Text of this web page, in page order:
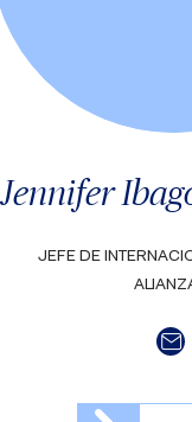
Jennifer
JEFE DE